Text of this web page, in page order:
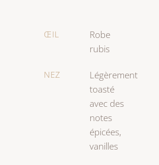
ŒIL
Robe
rubis
NEZ
Légèrement
toasté
avec des
notes
épicées,
vanilles